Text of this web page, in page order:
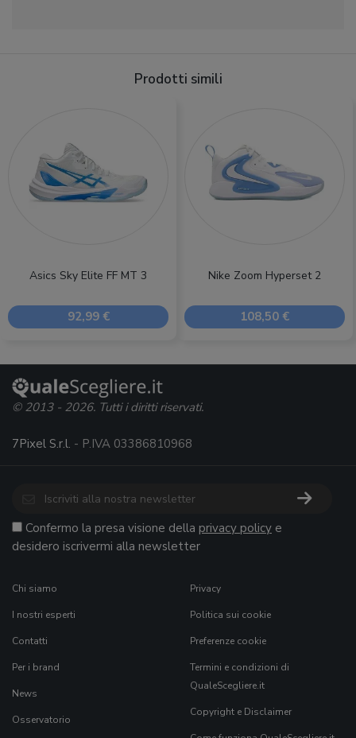
Prodotti simili
Asics Sky Elite FF MT 3
92,99 €
Nike Zoom Hyperset 2
108,50 €
© 2013 - 2026. Tutti i diritti riservati.
7Pixel S.r.l. - P.IVA 03386810968
Confermo la presa visione della privacy policy e
desidero iscrivermi alla newsletter
Chi siamo
I nostri esperti
Contatti
Per i brand
News
Osservatorio
Privacy
Politica sui cookie
Preferenze cookie
Termini e condizioni di
QualeScegliere.it
Copyright e Disclaimer